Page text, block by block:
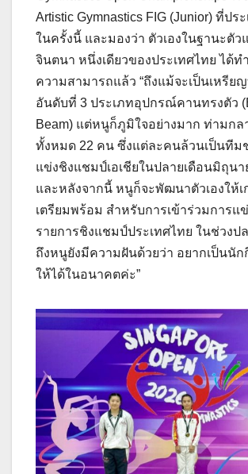
Artistic Gymnastics FIG (Junior) ที่ปร
ในครั้งนี้ และมองว่า ตัวเองในฐานะตั
จินตนา หนึ่งเดียวของประเทศไทย ได้ท
ความสามารถแล้ว “ถึงแม้จะเป็นเหรีย
อันดับที่ 3 ประเภทอุปกรณ์คานทรงตัว
Beam) แต่หนูก็ภูมิใจอย่างมาก ท่ามกล
ทั้งหมด 22 คน ซึ่งแต่ละคนล้วนเป็นทีม
แข่งชิงแชมป์เอเชียในปลายเดือนมิถุน
และหลังจากนี้ หนูก็จะพัฒนาตัวเองให้เ
เตรียมพร้อม สำหรับการเข้าร่วมการแ
รายการชิงแชมป์ประเทศไทย ในช่วงป
ถึงหนูยังมีความฝันด้วยว่า อยากเป็นนั
ให้ได้ในอนาคตค่ะ”